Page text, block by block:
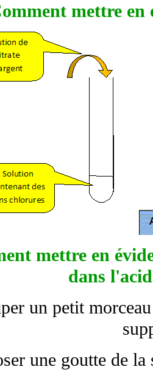
mettre en
mettre en
dans
un petit
une goutte de